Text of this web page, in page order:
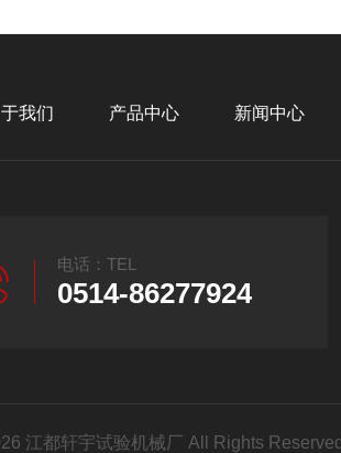
我们 产品中心 新闻中心
电话：TEL
0514-86277924
江都轩宇试验机械厂 All Rights